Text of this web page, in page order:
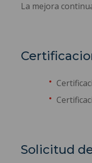
La mejora
Solicitud